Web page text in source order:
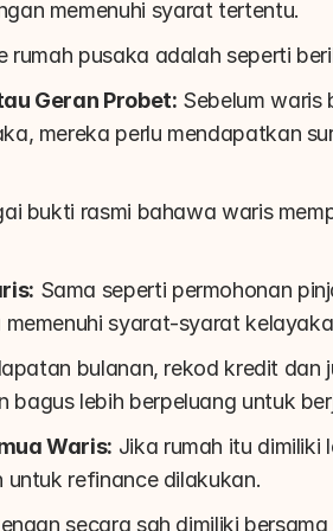
memenuhi syarat tertentu.
pusaka adalah seperti
Geran Probet: Sebelum waris
mereka perlu mendapatkan
bukti rasmi bahawa waris
Sama seperti permohonan
memenuhi syarat-syarat
bulanan, rekod kredit dan
bagus lebih berpeluang untuk
Waris: Jika rumah itu dimiliki
untuk refinance dilakukan.
secara sah dimiliki